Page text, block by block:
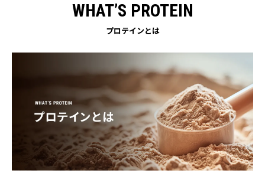
WHAT’S PROTEIN
プロテインとは